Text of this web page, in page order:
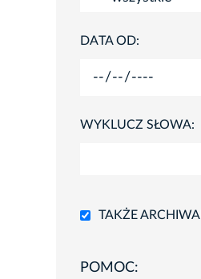
DATA OD:
WYKLUCZ SŁOWA:
TAKŻE
POMOC: